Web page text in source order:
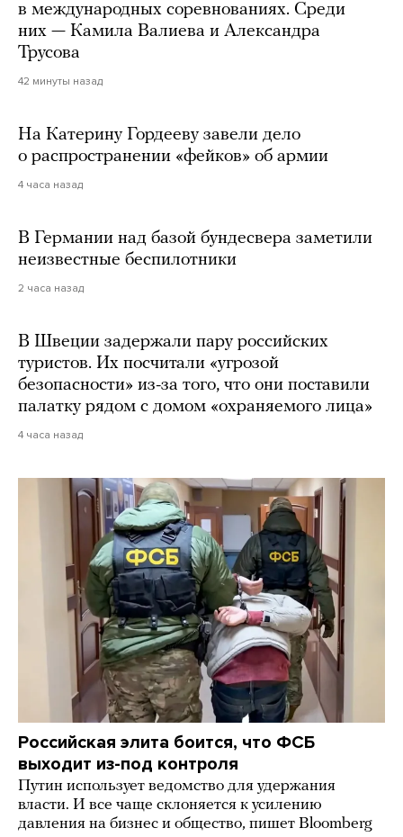
в международных соревнованиях. Среди
них — Камила Валиева и Александра
Трусова
42 минуты назад
На Катерину Гордееву завели дело
о распространении «фейков» об армии
4 часа назад
В Германии над базой бундесвера заметили
неизвестные беспилотники
2 часа назад
В Швеции задержали пару российских
туристов. Их посчитали «угрозой
безопасности» из-за того, что они поставили
палатку рядом с домом «охраняемого лица»
4 часа назад
Российская элита боится, что ФСБ
выходит из-под контроля
Путин использует ведомство для удержания
власти. И все чаще склоняется к усилению
давления на бизнес и общество, пишет Bloomberg